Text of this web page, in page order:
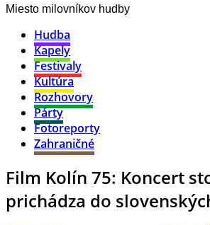
Miesto milovníkov hudby
Hudba
Kapely
Festivaly
Kultúra
Rozhovory
Párty
Fotoreporty
Zahraničné
Film Kolín 75: Koncert
prichádza do